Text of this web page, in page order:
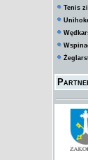
Tenis